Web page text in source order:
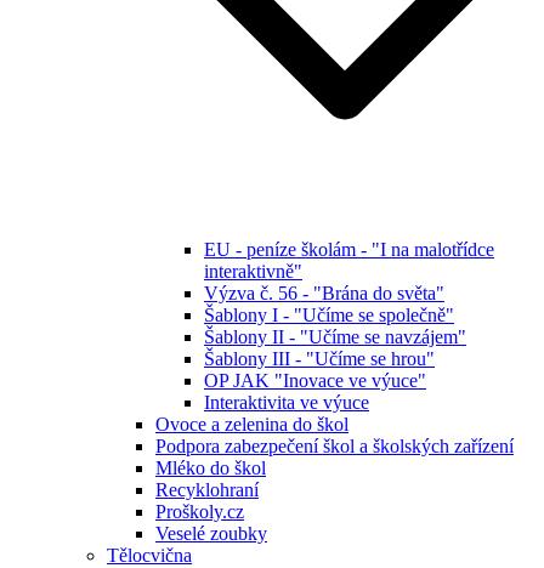
EU - peníze školám - "I na malotřídce
interaktivně"
Výzva č. 56 - "Brána do světa"
Šablony I - "Učíme se společně"
Šablony II - "Učíme se navzájem"
Šablony III - "Učíme se hrou"
OP JAK "Inovace ve výuce"
Interaktivita ve výuce
Ovoce a zelenina do škol
Podpora zabezpečení škol a školských zařízení
Mléko do škol
Recyklohraní
Proškoly.cz
Veselé zoubky
Tělocvična